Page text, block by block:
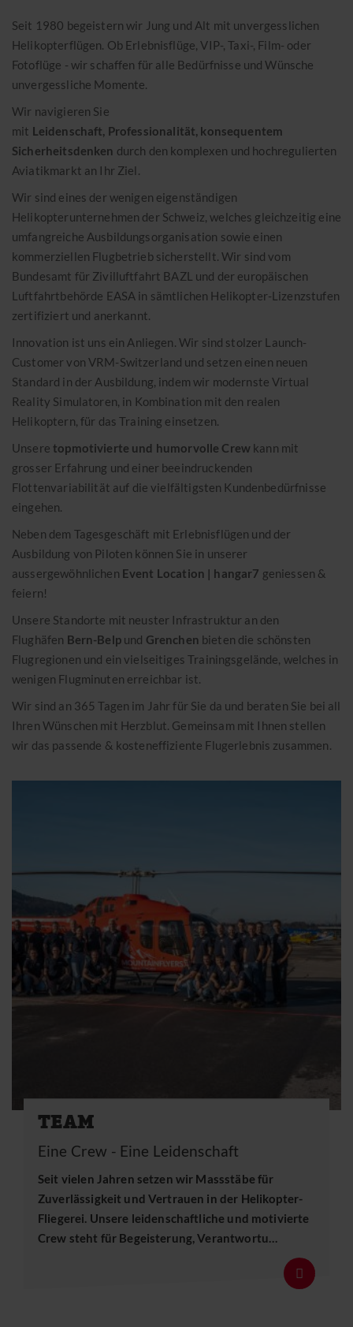
Eventlocation Hangar7
Geschichte
Offene Stellen
Helikopterrundflüge
Freie Plätze
Gutscheine
Transportflüge
Pilot werden
News
Reports
Eventkalender 2026
KONTAKT
+41 31 819 60 30
info@mountainflyers.ch
Seit 1980 begeistern wir Jung und Alt mit unvergesslichen
Helikopterflügen. Ob Erlebnisflüge, VIP-, Taxi-, Film- oder
Fotoflüge - wir schaffen für alle Bedürfnisse und Wünsche
unvergessliche Momente.
Wir navigieren Sie
mit Leidenschaft, Professionalität, konsequentem
Sicherheitsdenken durch den komplexen und hochregulierten
Aviatikmarkt an Ihr Ziel.
Wir sind eines der wenigen eigenständigen
Helikopterunternehmen der Schweiz, welches gleichzeitig eine
umfangreiche Ausbildungsorganisation sowie einen
kommerziellen Flugbetrieb sicherstellt. Wir sind vom
Bundesamt für Zivilluftfahrt BAZL und der europäischen
Luftfahrtbehörde EASA in sämtlichen Helikopter-Lizenzstufen
zertifiziert und anerkannt.
Innovation ist uns ein Anliegen. Wir sind stolzer Launch-
Customer von VRM-Switzerland und setzen einen neuen
Standard in der Ausbildung, indem wir modernste Virtual
Reality Simulatoren, in Kombination mit den realen
Helikoptern, für das Training einsetzen.
Unsere topmotivierte und humorvolle Crew kann mit
grosser Erfahrung und einer beeindruckenden
Flottenvariabilität auf die vielfältigsten Kundenbedürfnisse
eingehen.
Neben dem Tagesgeschäft mit Erlebnisflügen und der
Ausbildung von Piloten können Sie in unserer
aussergewöhnlichen Event Location | hangar7 geniessen &
feiern!
Unsere Standorte mit neuster Infrastruktur an den
Flughäfen Bern-Belp und Grenchen bieten die schönsten
Flugregionen und ein vielseitiges Trainingsgelände, welches in
wenigen Flugminuten erreichbar ist.
Wir sind an 365 Tagen im Jahr für Sie da und beraten Sie bei all
Ihren Wünschen mit Herzblut. Gemeinsam mit Ihnen stellen
wir das passende & kosteneffiziente Flugerlebnis zusammen.
TEAM
Eine Crew - Eine Leidenschaft
Seit vielen Jahren setzen wir Massstäbe für
Zuverlässigkeit und Vertrauen in der Helikopter-
Fliegerei. Unsere leidenschaftliche und motivierte
Crew steht für Begeisterung, Verantwortu…
Details